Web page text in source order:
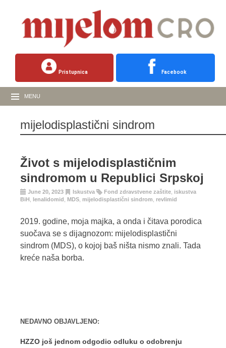
Pristupnica Facebook
MENU
mijelodisplastični sindrom
Život s mijelodisplastičnim
sindromom u Republici Srpskoj
June 20, 2023 Iskustva Fond zdravstvene zaštite iskustva
BiH
lenalidomid MDS mijelodisplastični sindrom revlimid
2019. godine, moja majka, a onda i čitava porodica
suočava se s dijagnozom: mijelodisplastični
sindrom (MDS), o kojoj baš ništa nismo znali. Tada
kreće naša borba.
NEDAVNO OBJAVLJENO:
HZZO još jednom odgodio odluku o odobrenju